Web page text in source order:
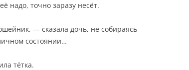
надо, точно заразу несёт.
— сказала дочь, не собираясь
состоянии…
тётка.